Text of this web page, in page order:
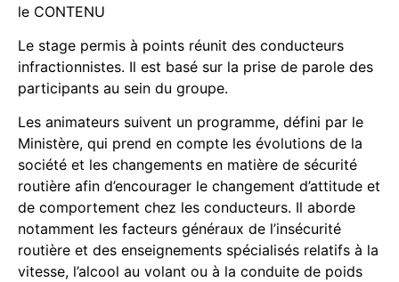
le CONTENU
Le stage permis à points réunit des conducteurs
infractionnistes. Il est basé sur la prise de parole des
participants au sein du groupe.
Les animateurs suivent un programme, défini par le
Ministère, qui prend en compte les évolutions de la
société et les changements en matière de sécurité
routière afin d’encourager le changement d’attitude et
de comportement chez les conducteurs. Il aborde
notamment les facteurs généraux de l’insécurité
routière et des enseignements spécialisés relatifs à la
vitesse, l’alcool au volant ou à la conduite de poids